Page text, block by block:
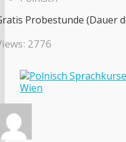
Probestunde (Dauer
2776